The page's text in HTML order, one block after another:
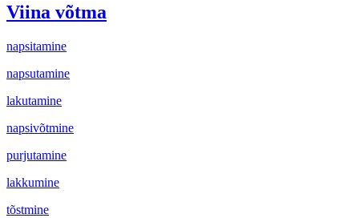
Viina võtma
napsitamine
napsutamine
lakutamine
napsivõtmine
purjutamine
lakkumine
tõstmine